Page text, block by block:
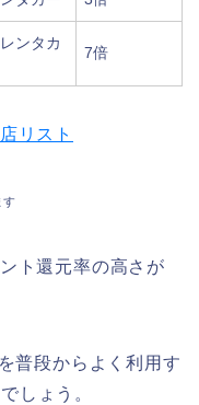
ンタカ
7倍
リスト
す
ト還元率の高さが
普段からよく利用す
しょう。